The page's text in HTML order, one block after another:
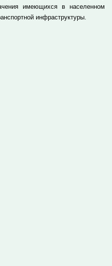
имеющихся в населенном
инфраструктуры.